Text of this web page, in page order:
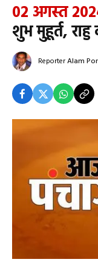
02 अगस्त
शुभ मुहूर्त,
ReporterAlam